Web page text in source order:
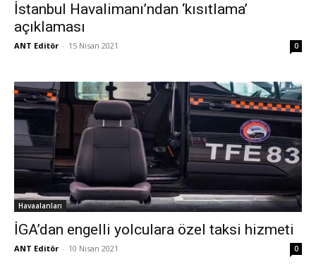
İstanbul Havalimanı’ndan ‘kısıtlama’
açıklaması
ANT Editör - 15 Nisan 2021 0
Havaalanları
İGA’dan engelli yolculara özel taksi hizmeti
ANT Editör - 10 Nisan 2021 0